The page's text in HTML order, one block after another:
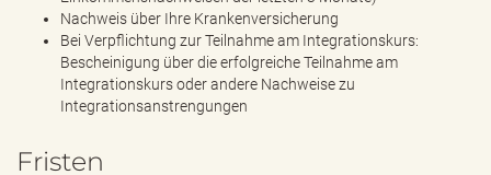
Nachweis über Ihre Krankenversicherung
Bei Verpflichtung zur Teilnahme am Integrationskurs:
Bescheinigung über die erfolgreiche Teilnahme am
Integrationskurs oder andere Nachweise zu
Integrationsanstrengungen
Fristen